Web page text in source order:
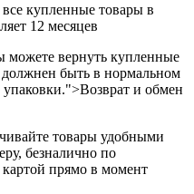
купленные товары в
12 месяцев
можете вернуть купленные
быть в нормальном
упаковки.">Возврат и обмен
товары удобными
безналично по
прямо в момент